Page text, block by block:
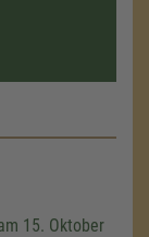
15. Oktober